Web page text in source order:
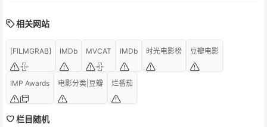
相关网站
[FILMGRAB] IMDb MVCAT IMDb 时光电影榜 豆瓣电影
IMP Awards 电影分类|豆瓣 烂番茄
栏目随机